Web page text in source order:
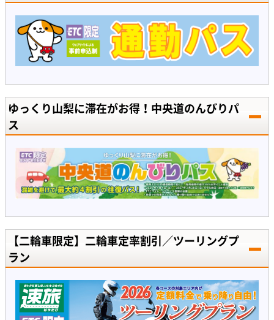
ゆっくり山梨に滞在がお得！中央道のんびりパ
ス
【二輪車限定】二輪車定率割引／ツーリングプ
ラン